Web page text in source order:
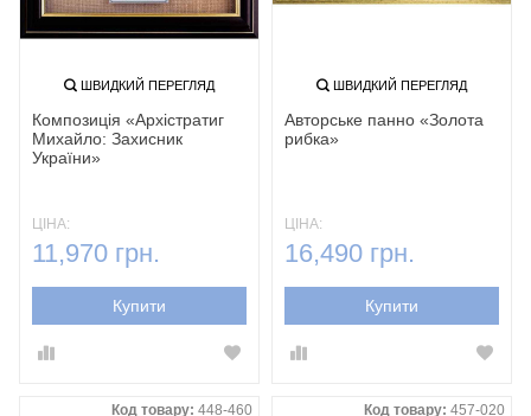
ШВИДКИЙ ПЕРЕГЛЯД
Композиція «Архістратиг
Михайло: Захисник
України»
ЦІНА:
11,970 грн.
Купити
ШВИДКИЙ ПЕРЕГЛЯД
Авторське панно «Золота
рибка‎»‎
ЦІНА:
16,490 грн.
Купити
Код товару: 448-460 Код товару: 457-020